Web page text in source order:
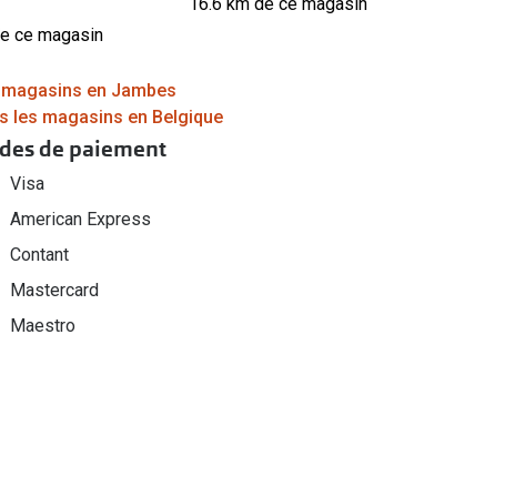
ce magasin
en Jambes
les magasins en Belgique
de paiement
Visa
American Express
Contant
Mastercard
Maestro